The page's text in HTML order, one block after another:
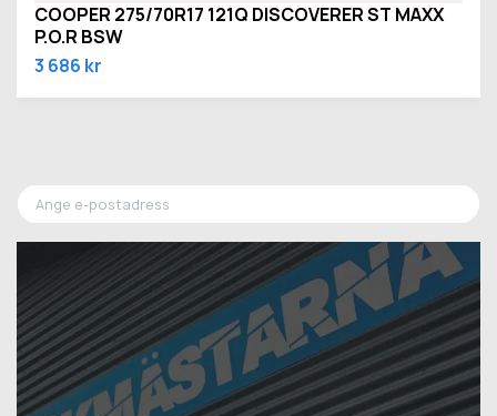
COOPER 275/70R17 121Q DISCOVERER ST MAXX
P.O.R BSW
3 686 kr